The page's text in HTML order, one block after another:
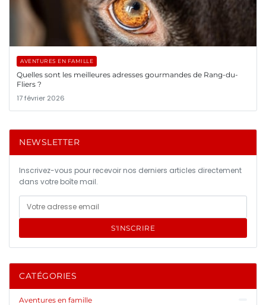
AVENTURES EN FAMILLE
Quelles sont les meilleures adresses gourmandes de Rang-du-
Fliers ?
17 février 2026
NEWSLETTER
Inscrivez-vous pour recevoir nos derniers articles directement
dans votre boîte mail.
S'INSCRIRE
CATÉGORIES
Aventures en famille